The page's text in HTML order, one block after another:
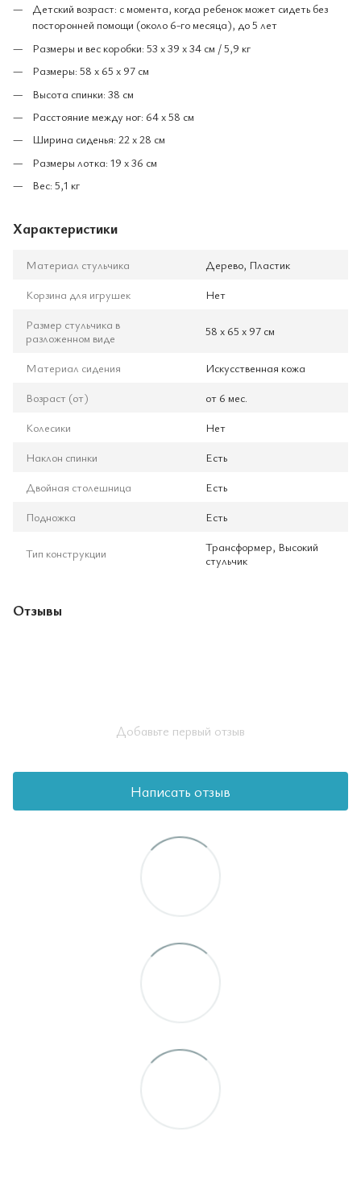
Детский возраст: с момента, когда ребенок может сидеть без
посторонней помощи (около 6-го месяца), до 5 лет
Размеры и вес коробки: 53 х 39 х 34 см / 5,9 кг
Размеры: 58 х 65 х 97 см
Высота спинки: 38 см
Расстояние между ног: 64 х 58 см
Ширина сиденья: 22 х 28 см
Размеры лотка: 19 х 36 см
Вес: 5,1 кг
Характеристики
Материал стульчика
Дерево, Пластик
Корзина для игрушек
Нет
Размер стульчика в
разложенном виде
58 х 65 х 97 см
Материал сидения
Искусственная кожа
Возраст (от)
от 6 мес.
Колесики
Нет
Наклон спинки
Есть
Двойная столешница
Есть
Подножка
Есть
Тип конструкции
Трансформер, Высокий
стульчик
Отзывы
Добавьте первый отзыв
Написать отзыв